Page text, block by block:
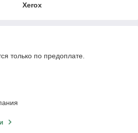
Xerox
только по предоплате.